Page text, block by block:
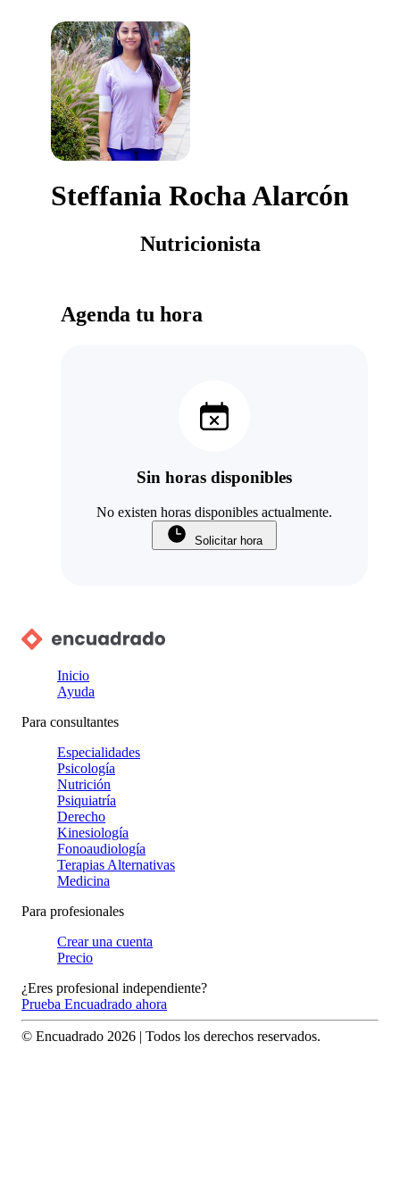
Steffania Rocha Alarcón
Nutricionista
Agenda tu hora
Sin horas disponibles
No existen horas disponibles actualmente.
Solicitar hora
Inicio
Ayuda
Para consultantes
Especialidades
Psicología
Nutrición
Psiquiatría
Derecho
Kinesiología
Fonoaudiología
Terapias Alternativas
Medicina
Para profesionales
Crear una cuenta
Precio
¿Eres profesional independiente?
Prueba Encuadrado ahora
© Encuadrado 2026 | Todos los derechos reservados.